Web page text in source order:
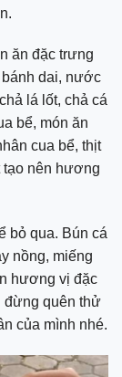
ăn đặc trưng
dai, nước
lá lốt, chả cá
bể, món ăn
cua bể, thịt
tạo nên hương
bỏ qua. Bún cá
nồng, miếng
hương vị đặc
đừng quên thử
của mình nhé.